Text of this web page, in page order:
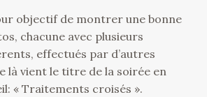
objectif de montrer une bonne
chacune avec plusieurs
effectués par d’autres
là vient le titre de la soirée en
« Traitements croisés ».